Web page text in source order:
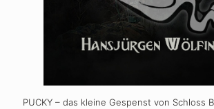
PUCKY – das kleine Gespenst von Schloss